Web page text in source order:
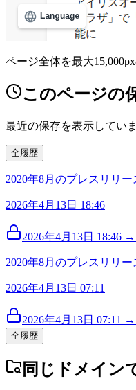
ページ全体を最大
このページの
最近の保存を表示していま
全履歴
2020年8月のプレスリリー
2026年4月13日 18:46
2026年4月13日 18:46
2020年8月のプレスリリー
2026年4月13日 07:11
2026年4月13日 07:11
全履歴
同じドメイン